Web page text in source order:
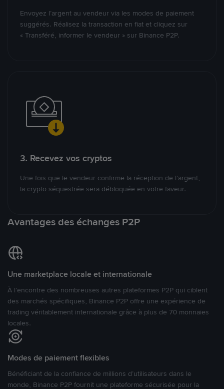
Envoyez l’argent au vendeur via les modes de paiement
suggérés. Réalisez la transaction en fiat et cliquez sur
« Transféré, informer le vendeur » sur Binance P2P.
3. Recevez vos cryptos
Une fois que le vendeur confirme la réception de l’argent,
la crypto séquestrée sera débloquée en votre faveur.
Avantages des échanges P2P
Une marketplace locale et internationale
À l’encontre des nombreuses autres plateformes P2P qui ciblent
des marchés spécifiques, Binance P2P offre une expérience de
trading véritablement internationale grâce à plus de 70 monnaies
locales.
Modes de paiement flexibles
Bénéficiant de la confiance de millions d’utilisateurs dans le
monde, Binance P2P fournit une plateforme sécurisée pour la